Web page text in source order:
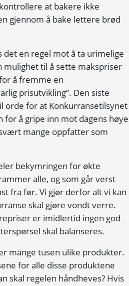
at bakere ikke
gjennom å bake lettere brød
det en regel mot å ta urimelige
mulighet til å sette makspriser
å fremme en
prisutvikling”. Den siste
orde for at Konkurransetilsynet
for å gripe inn mot dagens høye
mange oppfatter som
bekymringen for økte
alle, og som går verst
fra før. Vi gjør derfor alt vi kan
skal gjøre vondt verre.
er imidlertid ingen god
skal balanseres.
mange tusen ulike produkter.
for alle disse produktene
skal regelen håndheves? Hvis